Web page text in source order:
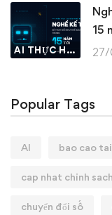
AI THỰC HÀNH
15
Popular Tags
AI bao cao
cap nhat chinh
chuyển đổi số